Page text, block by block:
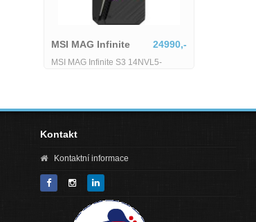
MSI MAG Infinite 24990,-
MSI MAG Infinite S3 14NVL5-
Kontakt
Kontaktní informace